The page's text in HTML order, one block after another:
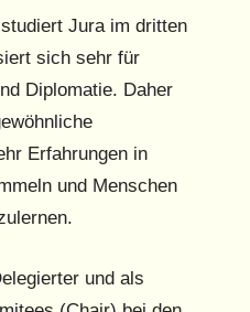
Jura im dritten
sich sehr für
Diplomatie. Daher
Erfahrungen in
und Menschen
und als